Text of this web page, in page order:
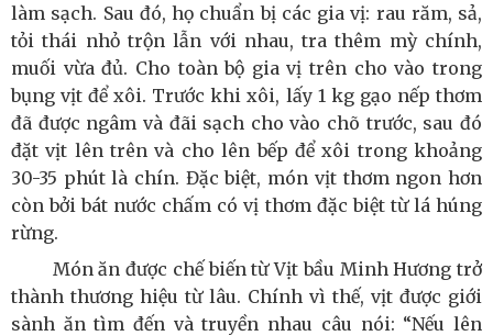
làm sạch. Sau đó, họ chuẩn bị các gia vị: rau răm, sả,
tỏi thái nhỏ trộn lẫn với nhau, tra thêm mỳ chính,
muối vừa đủ. Cho toàn bộ gia vị trên cho vào trong
bụng vịt để xôi. Trước khi xôi, lấy 1 kg gạo nếp thơm
đã được ngâm và đãi sạch cho vào chõ trước, sau đó
đặt vịt lên trên và cho lên bếp để xôi trong khoảng
30-35 phút là chín. Đặc biệt, món vịt thơm ngon hơn
còn bởi bát nước chấm có vị thơm đặc biệt từ lá húng
rừng.
Món ăn được chế biến từ Vịt bầu Minh Hương trở
thành thương hiệu từ lâu. Chính vì thế, vịt được giới
sành ăn tìm đến và truyền nhau câu nói: “Nếu lên